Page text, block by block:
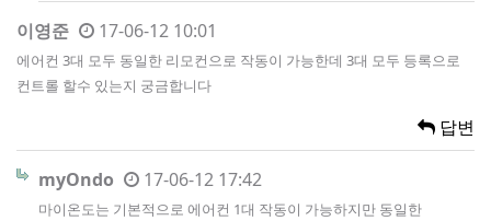
이영준 17-06-12 10:01
에어컨 3대 모두 동일한 리모컨으로 작동이 가능한데 3대 모두 등록으로
컨트롤 할수 있는지 궁금합니다
답변
myOndo 17-06-12 17:42
마이온도는 기본적으로 에어컨 1대 작동이 가능하지만 동일한